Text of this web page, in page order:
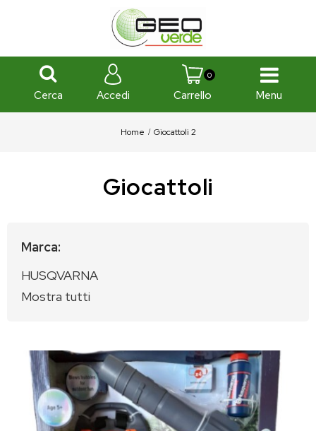
Cerca Accedi Carrello
0
Menu
Home Giocattoli 2
Giocattoli
Marca:
HUSQVARNA
Mostra tutti